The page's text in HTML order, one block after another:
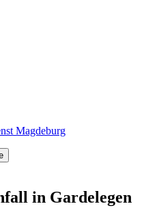
Magdeburg
in Gardelegen